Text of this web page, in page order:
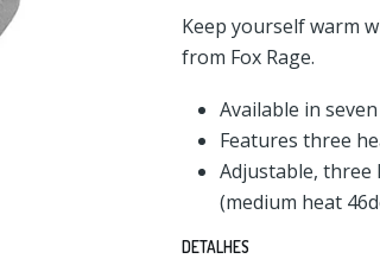
Keep yourself warm
from Fox Rage.
Available in seven
Features three
Adjustable, three
(medium heat
DETALHES